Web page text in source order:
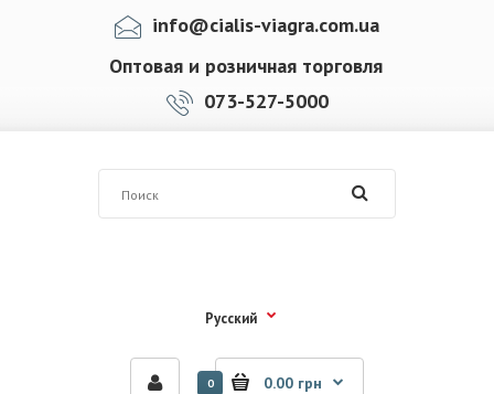
info@cialis-viagra.com.ua
Оптовая и розничная торговля
073-527-5000
Русский
0 0.00 грн